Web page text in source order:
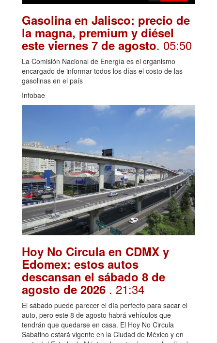
Gasolina en Jalisco: precio de
la magna, premium y diésel
este viernes 7 de agosto. 05:50
La Comisión Nacional de Energía es el organismo
encargado de informar todos los días el costo de las
gasolinas en el país
Infobae
Hoy No Circula en CDMX y
Edomex: estos autos
descansan el sábado 8 de
agosto de 2026 . 21:34
El sábado puede parecer el día perfecto para sacar el
auto, pero este 8 de agosto habrá vehículos que
tendrán que quedarse en casa. El Hoy No Circula
Sabatino estará vigente en la Ciudad de México y en